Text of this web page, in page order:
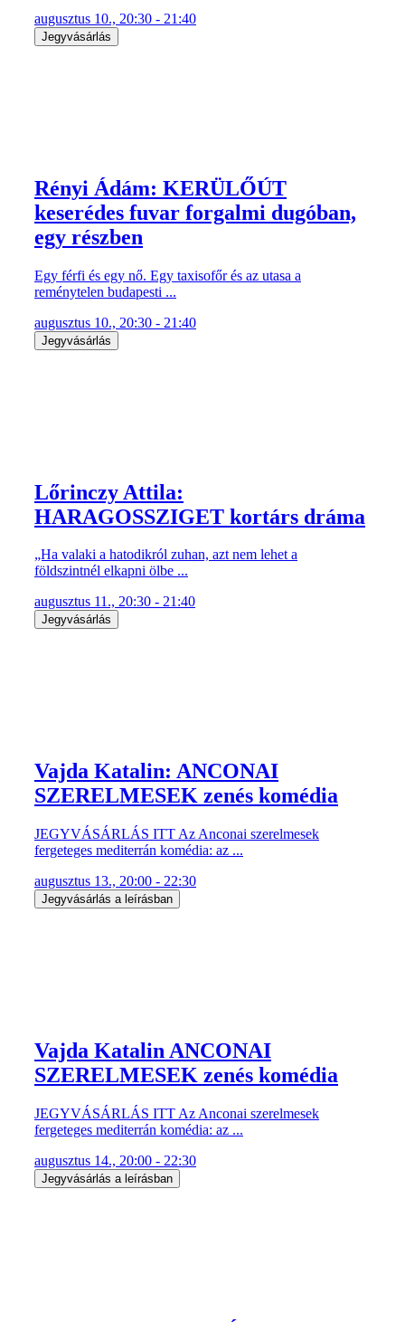
augusztus 10., 20:30 - 21:40
Jegyvásárlás
Rényi Ádám: KERÜLŐÚT
keserédes fuvar forgalmi dugóban,
egy részben
Egy férfi és egy nő. Egy taxisofőr és az utasa a
reménytelen budapesti ...
augusztus 10., 20:30 - 21:40
Jegyvásárlás
Lőrinczy Attila:
HARAGOSSZIGET kortárs dráma
„Ha valaki a hatodikról zuhan, azt nem lehet a
földszintnél elkapni ölbe ...
augusztus 11., 20:30 - 21:40
Jegyvásárlás
Vajda Katalin: ANCONAI
SZERELMESEK zenés komédia
JEGYVÁSÁRLÁS ITT Az Anconai szerelmesek
fergeteges mediterrán komédia: az ...
augusztus 13., 20:00 - 22:30
Jegyvásárlás a leírásban
Vajda Katalin ANCONAI
SZERELMESEK zenés komédia
JEGYVÁSÁRLÁS ITT Az Anconai szerelmesek
fergeteges mediterrán komédia: az ...
augusztus 14., 20:00 - 22:30
Jegyvásárlás a leírásban